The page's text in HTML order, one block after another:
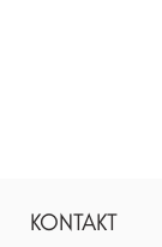
KONTAKT